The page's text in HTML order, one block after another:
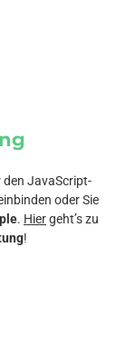
den JavaScript-
oder Sie
. Hiergeht’s zu
!